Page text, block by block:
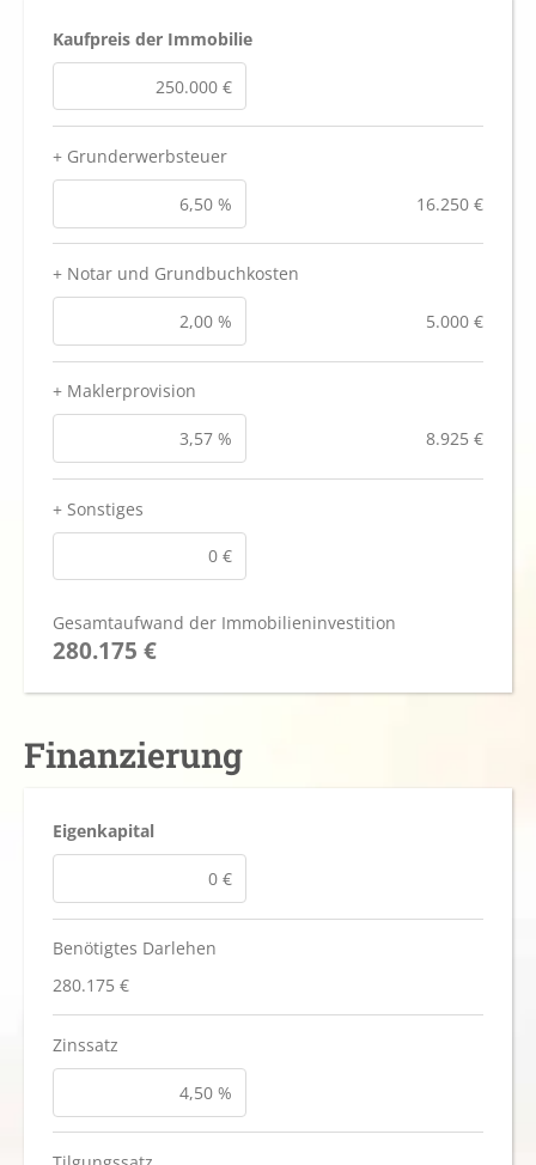
Kaufpreis der Immobilie
+ Grunderwerbsteuer
16.250 €
+ Notar und Grundbuchkosten
5.000 €
+ Maklerprovision
8.925 €
+ Sonstiges
Gesamtaufwand der Immobilieninvestition
280.175 €
Finanzierung
Eigenkapital
Benötigtes Darlehen
280.175 €
Zinssatz